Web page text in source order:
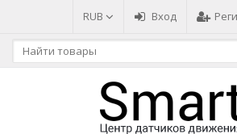
RUB Вход